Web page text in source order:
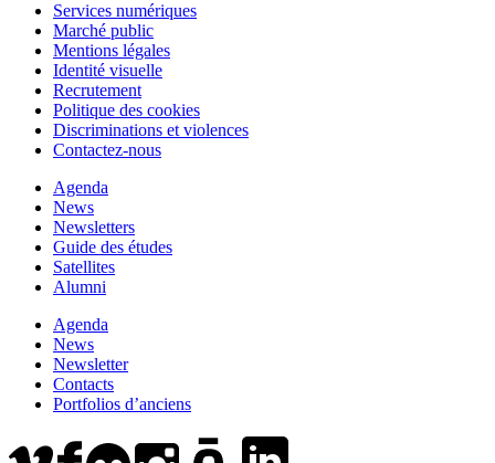
Services numériques
Marché public
Mentions légales
Identité visuelle
Recrutement
Politique des cookies
Discriminations et violences
Contactez-nous
Agenda
News
Newsletters
Guide des études
Satellites
Alumni
Agenda
News
Newsletter
Contacts
Portfolios d’anciens